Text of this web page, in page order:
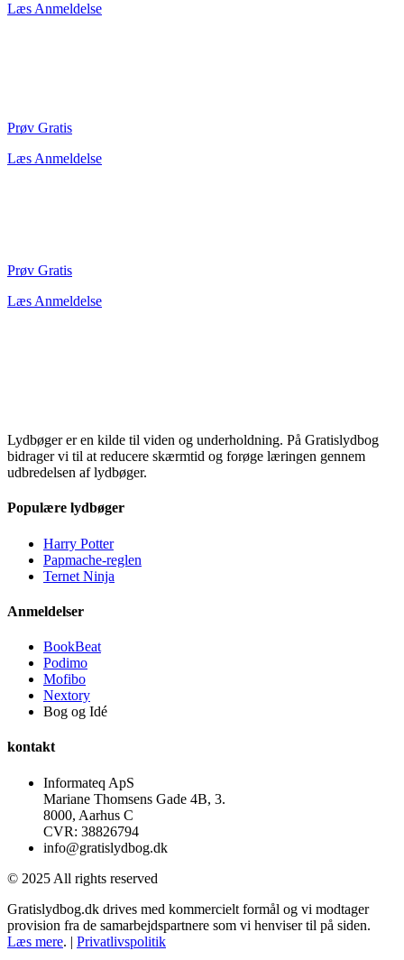
Læs Anmeldelse
Prøv Gratis
Læs Anmeldelse
Prøv Gratis
Læs Anmeldelse
Lydbøger er en kilde til viden og underholdning. På Gratislydbog
bidrager vi til at reducere skærmtid og forøge læringen gennem
udbredelsen af lydbøger.
Populære lydbøger
Harry Potter
Papmache-reglen
Ternet Ninja
Anmeldelser
BookBeat
Podimo
Mofibo
Nextory
Bog og Idé
kontakt
Informateq ApS
Mariane Thomsens Gade 4B, 3.
8000, Aarhus C
CVR: 38826794
info@gratislydbog.dk
© 2025 All rights reserved
Gratislydbog.dk drives med kommercielt formål og vi modtager
provision fra de samarbejdspartnere som vi henviser til på siden.
Læs mere. | Privatlivspolitik